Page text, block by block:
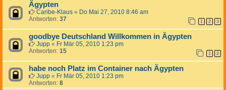
Ägypten
Caribe-Klaus « Do Mai 27, 2010 8:46 am
Antworten: 37 1 2 3
goodbye Deutschland Willkommen in Ägypten
Jupp « Fr Mär 05, 2010 1:23 pm
Antworten: 15 1 2
habe noch Platz im Container nach Ägypten
Jupp « Fr Mär 05, 2010 1:23 pm
Antworten: 8